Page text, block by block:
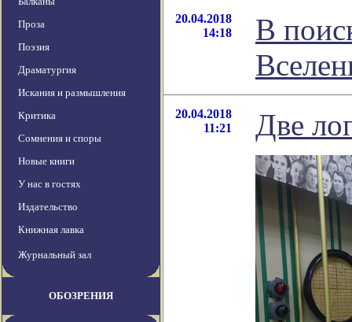
Проза
Поэзия
Драматургия
Искания и размышления
Критика
Сомнения и споры
Новые книги
У нас в гостях
Издательство
Книжная лавка
Журнальный зал
ОБОЗРЕНИЯ
20.04.2018
14:18
В
20.04.2018
11:21
Две